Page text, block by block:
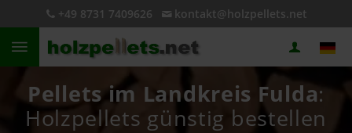
+49 8731 7409626 kontakt@holzpellets.net
Pellets im Landkreis Fulda:
Holzpellets günstig bestellen